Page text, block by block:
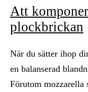
Att
plockbrickan
När du sätter ihop
en balanserad
Förutom